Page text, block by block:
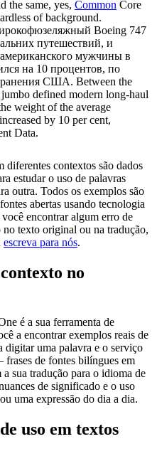
the same, yes, Common Core
of background.
Boeing 747
путешествий, и
мужчины в
на 10 процентов, по
США. Between the
defined modern long-haul
weight of the average
by 10 per cent,
Data.
diferentes contextos são dados
estudar o uso de palavras
outra. Todos os exemplos são
abertas usando tecnologia
encontrar algum erro de
texto original ou na tradução,
escreva para nós.
no
é a sua ferramenta de
a encontrar exemplos reais de
digitar uma palavra e o serviço
de fontes bilíngues em
sua tradução para o idioma de
de significado e o uso
uma expressão do dia a dia.
uso em textos